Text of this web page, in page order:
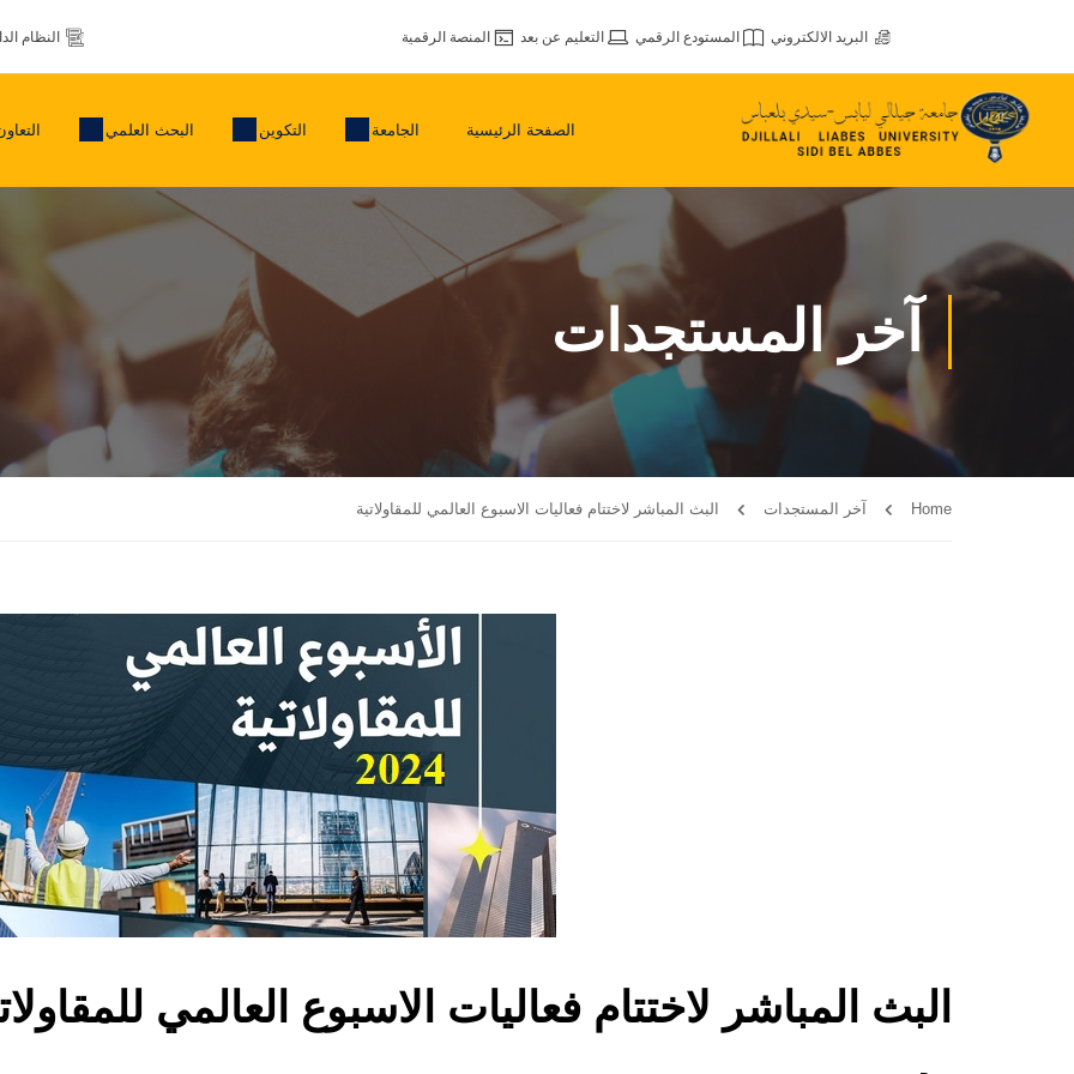
البريد الالكتروني المستودع الرقمي التعليم عن بعد المنصة الرقمية النظام
الصفحة الرئيسية الجامعة التكوين البحث العلمي
آخر المستجدات
Home آخر المستجدات البث المباشر لاختتام فعاليات الاسبوع العالمي للمقاولاتية
البث المباشر لاختتام فعاليات الاسبوع العالمي